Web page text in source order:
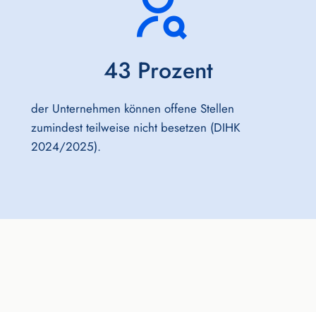
der Unternehmen können offene Stellen
zumindest teilweise nicht besetzen (DIHK
2024/2025).
43 Prozent